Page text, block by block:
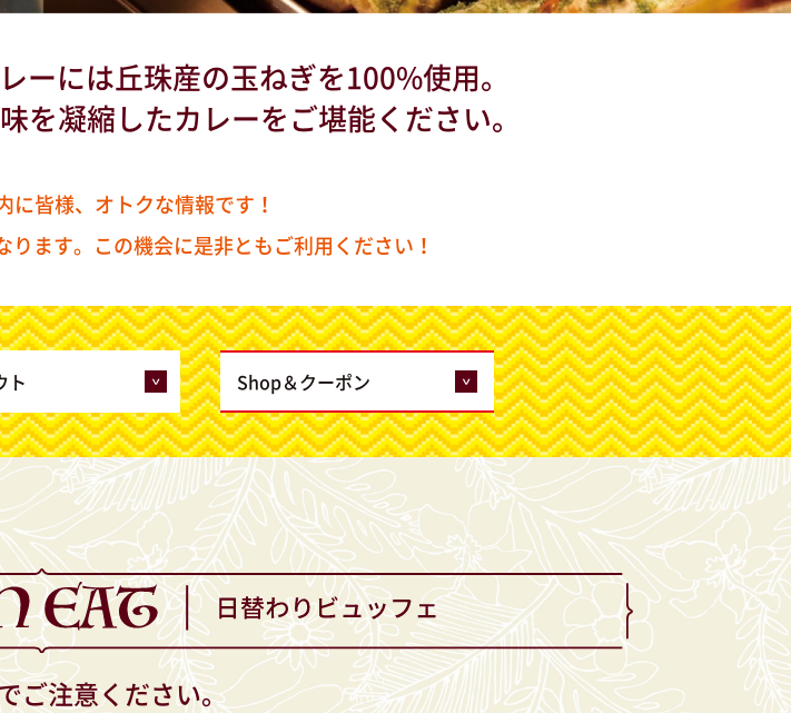
ーには丘珠産の玉ねぎを100%使用。
を凝縮したカレーをご堪能ください。
皆様、オトクな情報です！
ます。この機会に是非ともご利用ください！
ト Shop＆クーポン
ご注意ください。